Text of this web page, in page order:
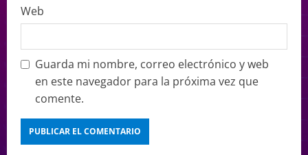
Web
Guarda mi nombre, correo electrónico y web
en este navegador para la próxima vez que
comente.